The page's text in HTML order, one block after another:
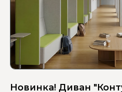
Новинка! Диван